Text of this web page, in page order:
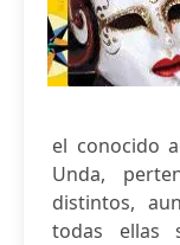
el conocido
Unda,
distintos,
todas ellas